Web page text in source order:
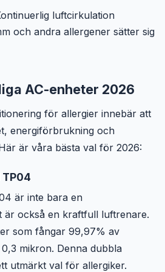
luftcirkulation
och andra allergener sätter sig
AC-enheter 2026
för allergier innebär att
energiförbrukning och
är våra bästa val för 2026:
TP04
är inte bara en
är också en kraftfull luftrenare.
som fångar 99,97% av
mikron. Denna dubbla
utmärkt val för allergiker.